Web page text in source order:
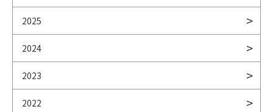
2025
2024
2023
2022